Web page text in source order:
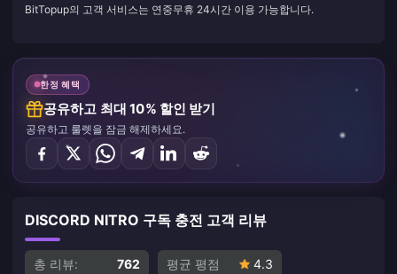
BitTopup의 고객 서비스는 연중무휴 24시간 이용 가능합니다.
한정 혜택
공유하고 최대 10% 할인 받기
공유하고 룰렛을 잠금 해제하세요.
DISCORD NITRO 구독 충전 고객 리뷰
총 리뷰: 762 평균 평점 4.3